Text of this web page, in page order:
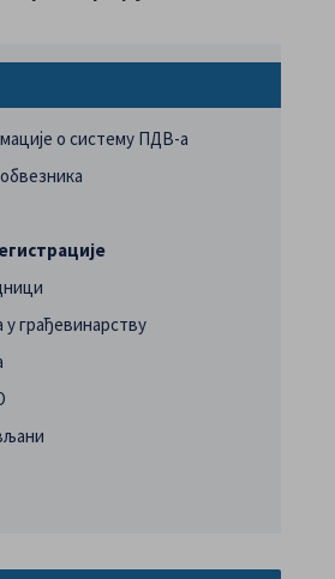
о систему ПДВ-а
грађевинарству